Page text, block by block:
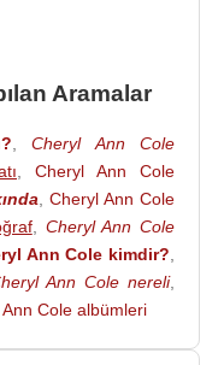
en seksi
Lima
AlbaveMegan
dergisi "heat"in
en çok kıskandığı
tanınmaktadır.
kapağa
Aramalar
,Cheryl Ann Cole
Cheryl Ann Cole
Cheryl Ann Cole
, Cheryl Ann Cole
Ann Cole kimdir?
Ann Cole nereli,
Cole albümleri